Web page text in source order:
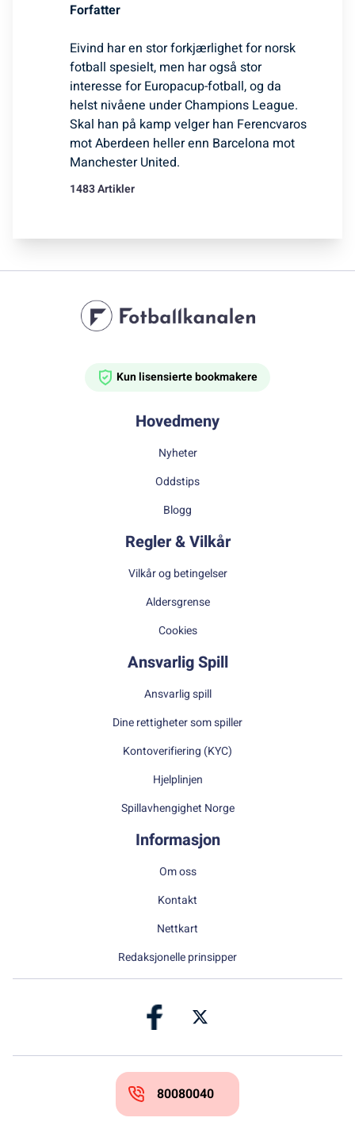
Forfatter
Eivind har en stor forkjærlighet for norsk
fotball spesielt, men har også stor
interesse for Europacup-fotball, og da
helst nivåene under Champions League.
Skal han på kamp velger han Ferencvaros
mot Aberdeen heller enn Barcelona mot
Manchester United.
1483 Artikler
Kun lisensierte bookmakere
Hovedmeny
Nyheter
Oddstips
Blogg
Regler & Vilkår
Vilkår og betingelser
Aldersgrense
Cookies
Ansvarlig Spill
Ansvarlig spill
Dine rettigheter som spiller
Kontoverifiering (KYC)
Hjelplinjen
Spillavhengighet Norge
Informasjon
Om oss
Kontakt
Nettkart
Redaksjonelle prinsipper
80080040